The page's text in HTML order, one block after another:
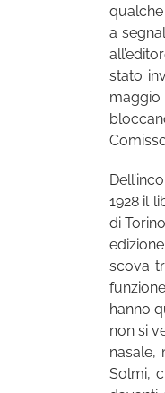
a
stato
1928 il
di
scova
hanno
non si
nasale,
Solmi,